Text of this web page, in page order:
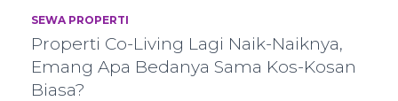
SEWA PROPERTI
Properti Co-Living Lagi Naik-Naiknya,
Emang Apa Bedanya Sama Kos-Kosan
Biasa?